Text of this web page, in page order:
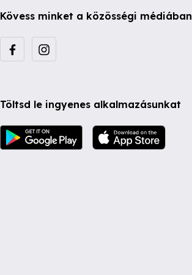
Kövess minket a közösségi médiában
Töltsd le ingyenes alkalmazásunkat